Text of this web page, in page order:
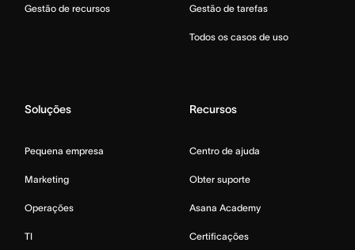
Gestão de recursos Gestão de tarefas
Todos os casos de uso
Soluções
Pequena empresa
Marketing
Operações
TI
Recursos
Centro de ajuda
Obter suporte
Asana Academy
Certificações